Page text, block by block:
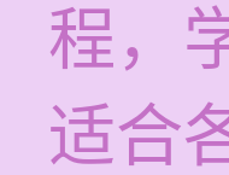
程，
适合